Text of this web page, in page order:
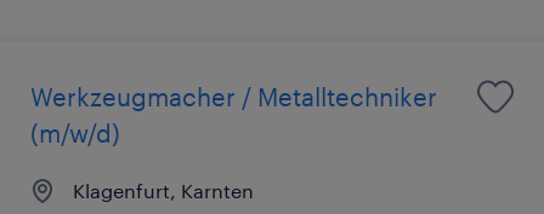
Werkzeugmacher / Metalltechniker
(m/w/d)
Klagenfurt, Karnten